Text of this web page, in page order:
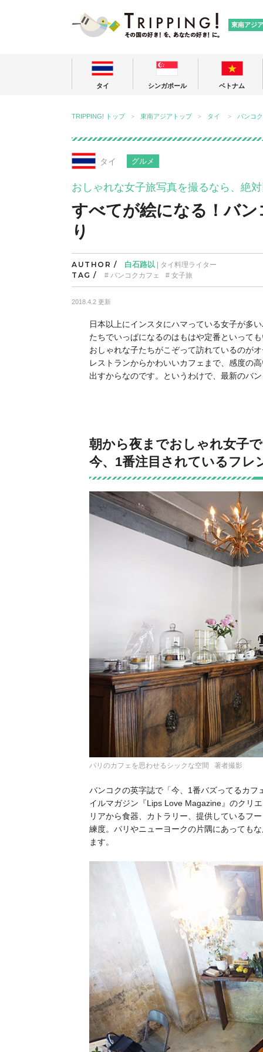
東南アジア
タイ シンガポール ベトナム
TRIPPING! トップ 東南アジアトップ タイ バンコク
タイ グルメ
おしゃれな女子旅写真を撮るなら、絶
すべてが絵になる！バ
り
AUTHOR / 白石路以 | タイ料理ライター
TAG / バンコクカフェ 女子旅
2018.4.2 更新
日本以上にインスタにハマっている女子が多
たちでいっぱになるのはもはや定番といって
おしゃれな子たちがこぞって訪れているのが
レストランからかわいいカフェまで、感度の
出すからなのです。というわけで、最新のバ
朝から夜までおしゃれ女子
今、1番注目されているフレ
パリのカフェを思わせるシックな空間 著者撮影
バンコクの英字誌で「今、1番バズってるカ
イルマガジン『Lips Love Magazine』のクリ
リアから食器、カトラリー、提供しているフ
練度。パリやニューヨークの片隅にあっても
ます。